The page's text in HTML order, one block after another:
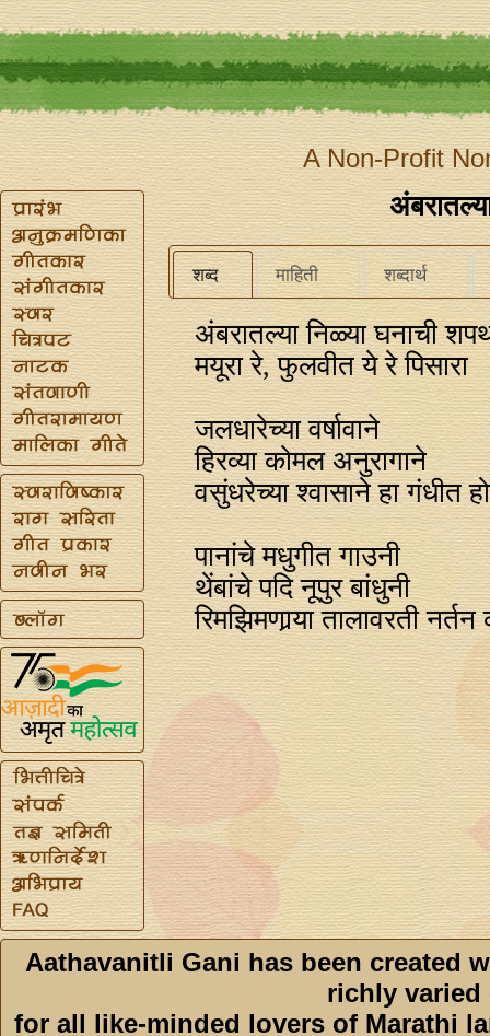
A Non-Profit
शब्द माहिती शब्दार्थ
अंबरातल्या निळ्या घनाची
मयूरा रे, फुलवीत ये रे पिसारा
जलधारेच्या वर्षावाने
हिरव्या कोमल अनुरागाने
वसुंधरेच्या श्वासाने हा गंधीत
पानांचे मधुगीत गाउनी
थेंबांचे पदि नूपुर बांधुनी
रिमझिमणार्‍या तालावरती
Aathavanitli Gani has been created
richly varied
for all like-minded lovers of Marathi